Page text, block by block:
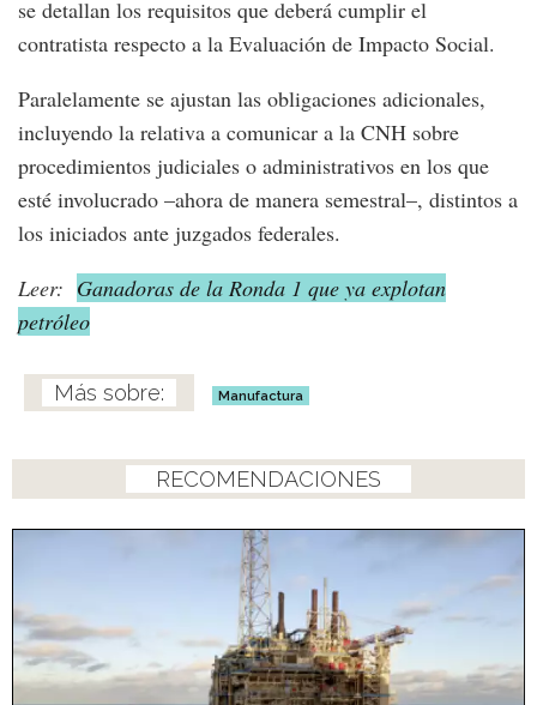
se detallan los requisitos que deberá cumplir el
contratista respecto a la Evaluación de Impacto Social.
Paralelamente se ajustan las obligaciones adicionales,
incluyendo la relativa a comunicar a la CNH sobre
procedimientos judiciales o administrativos en los que
esté involucrado –ahora de manera semestral–, distintos a
los iniciados ante juzgados federales.
Leer: Ganadoras de la Ronda 1 que ya explotan
petróleo
Manufactura
RECOMENDACIONES